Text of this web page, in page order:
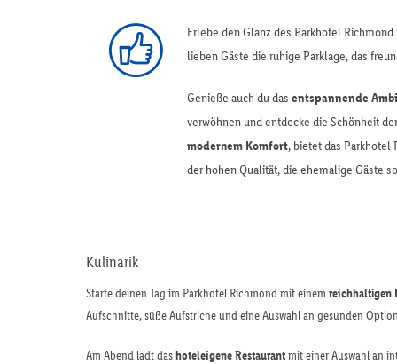
Erlebe den Glanz des Parkhotel
lieben Gäste die ruhige Parklage, das
Genieße auch du das entspannende
verwöhnen und entdecke die Schönheit
modernem Komfort, bietet das Parkhotel
der hohen Qualität, die ehemalige Gäste
Kulinarik
Starte deinen Tag im Parkhotel Richmond mit einem reichhaltigen
Aufschnitte, süße Aufstriche und eine Auswahl an gesunden
Am Abend lädt dashoteleigene Restaurantmit einer Auswahl an